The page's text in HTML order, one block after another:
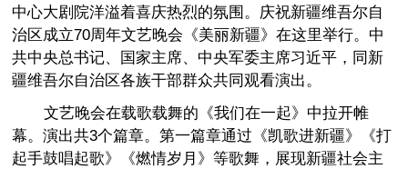
中心大剧院洋溢着喜庆热烈的氛围。庆祝新疆维吾尔自
治区成立70周年文艺晚会《美丽新疆》在这里举行。中
共中央总书记、国家主席、中央军委主席习近平，同新
疆维吾尔自治区各族干部群众共同观看演出。
文艺晚会在载歌载舞的《我们在一起》中拉开帷
幕。演出共3个篇章。第一篇章通过《凯歌进新疆》《打
起手鼓唱起歌》《燃情岁月》等歌舞，展现新疆社会主